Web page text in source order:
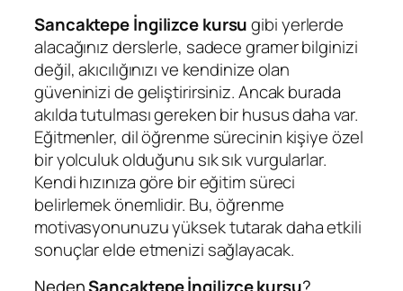
Sancaktepe İngilizce kursugibi yerlerde
alacağınız derslerle, sadece gramer bilginizi
değil, akıcılığınızı ve kendinize olan
güveninizi de geliştirirsiniz. Ancak burada
akılda tutulması gereken bir husus daha var.
Eğitmenler, dil öğrenme sürecinin kişiye özel
bir yolculuk olduğunu sık sık vurgularlar.
Kendi hızınıza göre bir eğitim süreci
belirlemek önemlidir. Bu, öğrenme
motivasyonunuzu yüksek tutarak daha etkili
sonuçlar elde etmenizi sağlayacak.